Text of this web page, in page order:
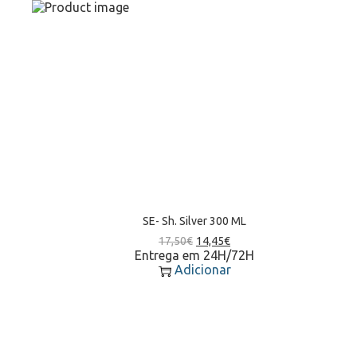
SE- Sh. Silver 300 ML
17,50€ 14,45€
Entrega em 24H/72H
Adicionar